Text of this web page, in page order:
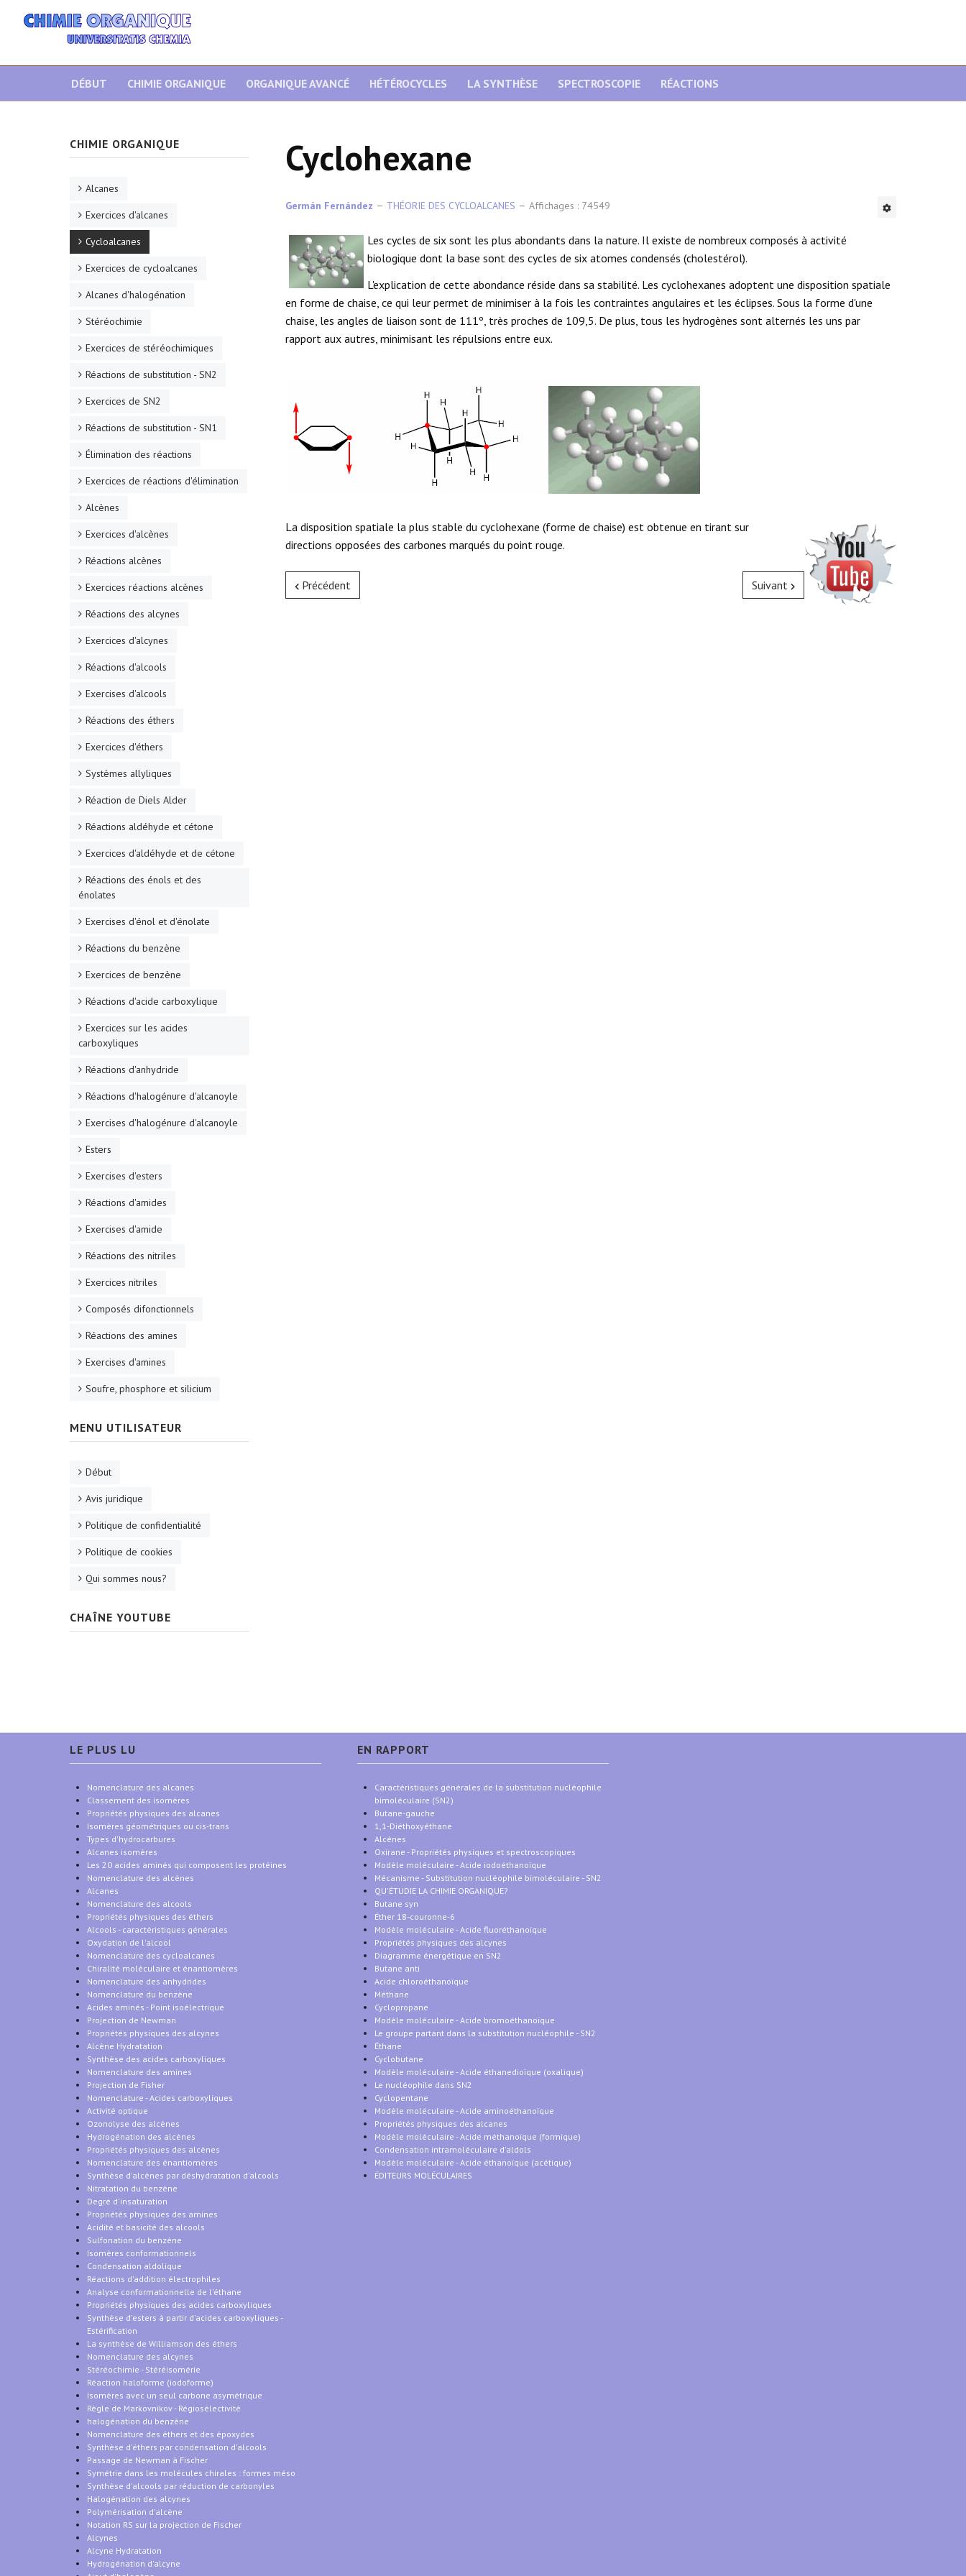
DÉBUT CHIMIE ORGANIQUE ORGANIQUE AVANCÉ HÉTÉROCYCLES LA SYNTHÈSE SPECTROSCOPIE RÉACTIONS
Cyclohexane
Germán Fernández THÉORIE DES CYCLOALCANES Affichages : 74549
Les cycles de six sont les plus abondants dans la nature. Il existe de nombreux composés à activité
biologique dont la base sont des cycles de six atomes condensés (cholestérol).
L'explication de cette abondance réside dans sa stabilité. Les cyclohexanes adoptent une disposition spatiale
en forme de chaise, ce qui leur permet de minimiser à la fois les contraintes angulaires et les éclipses. Sous la forme d'une
chaise, les angles de liaison sont de 111º, très proches de 109,5. De plus, tous les hydrogènes sont alternés les uns par
rapport aux autres, minimisant les répulsions entre eux.
La disposition spatiale la plus stable du cyclohexane (forme de chaise) est obtenue en tirant sur
directions opposées des carbones marqués du point rouge.
Précédent Suivant
CHIMIE ORGANIQUE
Alcanes
Exercices d'alcanes
Cycloalcanes
Exercices de cycloalcanes
Alcanes d'halogénation
Stéréochimie
Exercices de stéréochimiques
Réactions de substitution - SN2
Exercices de SN2
Réactions de substitution - SN1
Élimination des réactions
Exercices de réactions d'élimination
Alcènes
Exercices d'alcènes
Réactions alcènes
Exercices réactions alcènes
Réactions des alcynes
Exercices d'alcynes
Réactions d'alcools
Exercises d'alcools
Réactions des éthers
Exercices d'éthers
Systèmes allyliques
Réaction de Diels Alder
Réactions aldéhyde et cétone
Exercices d'aldéhyde et de cétone
Réactions des énols et des
énolates
Exercises d'énol et d'énolate
Réactions du benzène
Exercices de benzène
Réactions d'acide carboxylique
Exercices sur les acides
carboxyliques
Réactions d'anhydride
Réactions d'halogénure d'alcanoyle
Exercises d'halogénure d'alcanoyle
Esters
Exercises d'esters
Réactions d'amides
Exercises d'amide
Réactions des nitriles
Exercices nitriles
Composés difonctionnels
Réactions des amines
Exercises d'amines
Soufre, phosphore et silicium
MENU UTILISATEUR
Début
Avis juridique
Politique de confidentialité
Politique de cookies
Qui sommes nous?
CHAÎNE YOUTUBE
LE PLUS LU
Nomenclature des alcanes
Classement des isomères
Propriétés physiques des alcanes
Isomères géométriques ou cis-trans
Types d'hydrocarbures
Alcanes isomères
Les 20 acides aminés qui composent les protéines
Nomenclature des alcènes
Alcanes
Nomenclature des alcools
Propriétés physiques des éthers
Alcools - caractéristiques générales
Oxydation de l'alcool
Nomenclature des cycloalcanes
Chiralité moléculaire et énantiomères
Nomenclature des anhydrides
Nomenclature du benzène
Acides aminés - Point isoélectrique
Projection de Newman
Propriétés physiques des alcynes
Alcène Hydratation
Synthèse des acides carboxyliques
Nomenclature des amines
Projection de Fisher
Nomenclature - Acides carboxyliques
Activité optique
Ozonolyse des alcènes
Hydrogénation des alcènes
Propriétés physiques des alcènes
Nomenclature des énantiomères
Synthèse d'alcènes par déshydratation d'alcools
Nitratation du benzène
Degré d'insaturation
Propriétés physiques des amines
Acidité et basicité des alcools
Sulfonation du benzène
Isomères conformationnels
Condensation aldolique
Réactions d'addition électrophiles
Analyse conformationnelle de l'éthane
Propriétés physiques des acides carboxyliques
Synthèse d'esters à partir d'acides carboxyliques -
Estérification
La synthèse de Williamson des éthers
Nomenclature des alcynes
Stéréochimie - Stéréisomérie
Réaction haloforme (iodoforme)
Isomères avec un seul carbone asymétrique
Règle de Markovnikov - Régiosélectivité
halogénation du benzène
Nomenclature des éthers et des époxydes
Synthèse d'éthers par condensation d'alcools
Passage de Newman à Fischer
Symétrie dans les molécules chirales : formes méso
Synthèse d'alcools par réduction de carbonyles
Halogénation des alcynes
Polymérisation d'alcène
Notation RS sur la projection de Fischer
Alcynes
Alcyne Hydratation
Hydrogénation d'alcyne
EN RAPPORT
Caractéristiques générales de la substitution nucléophile
bimoléculaire (SN2)
Butane-gauche
1,1-Diéthoxyéthane
Alcènes
Oxirane - Propriétés physiques et spectroscopiques
Modèle moléculaire - Acide iodoéthanoïque
Mécanisme - Substitution nucléophile bimoléculaire - SN2
QU'ÉTUDIE LA CHIMIE ORGANIQUE?
Butane syn
Éther 18-couronne-6
Modèle moléculaire - Acide fluoréthanoïque
Propriétés physiques des alcynes
Diagramme énergétique en SN2
Butane anti
Acide chloroéthanoïque
Méthane
Cyclopropane
Modèle moléculaire - Acide bromoéthanoïque
Le groupe partant dans la substitution nucléophile - SN2
Éthane
Cyclobutane
Modèle moléculaire - Acide éthanedioïque (oxalique)
Le nucléophile dans SN2
Cyclopentane
Modèle moléculaire - Acide aminoéthanoïque
Propriétés physiques des alcanes
Modèle moléculaire - Acide méthanoïque (formique)
Condensation intramoléculaire d'aldols
Modèle moléculaire - Acide éthanoïque (acétique)
ÉDITEURS MOLÉCULAIRES